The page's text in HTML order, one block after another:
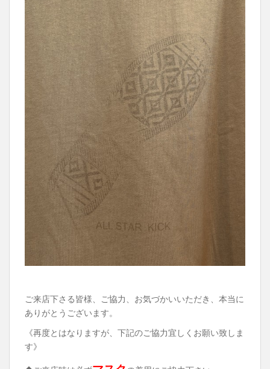
ご来店下さる皆様、ご協力、お気づかいいただき、本当に
ありがとうございます。
《再度とはなりますが、下記のご協力宜しくお願い致しま
す》